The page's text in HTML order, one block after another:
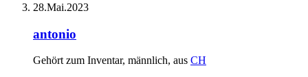
28.Mai.2023
antonio
Gehört zum Inventar, männlich, aus CH